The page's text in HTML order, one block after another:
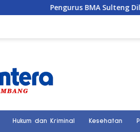
Pengurus BMA Sulteng Dilantik,
Hukum dan Kriminal Kesehatan